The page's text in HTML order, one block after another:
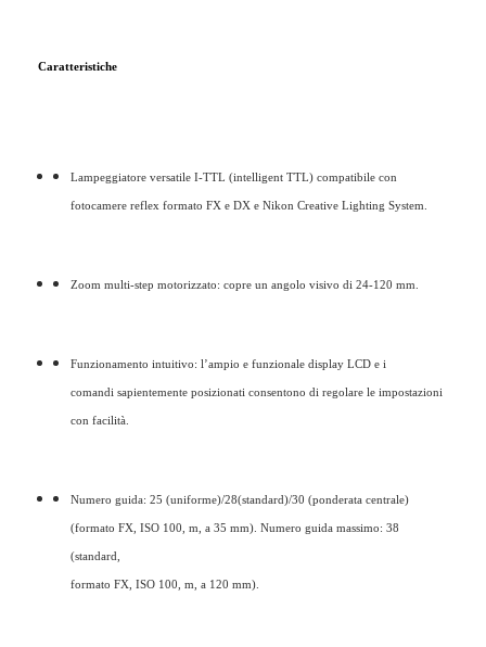
Caratteristiche
Lampeggiatore versatile I-TTL (intelligent TTL) compatibile con
fotocamere reflex formato FX e DX e Nikon Creative Lighting System.
Zoom multi-step motorizzato: copre un angolo visivo di 24-120 mm.
Funzionamento intuitivo: l’ampio e funzionale display LCD e i
comandi sapientemente posizionati consentono di regolare le impostazioni
con facilità.
Numero guida: 25 (uniforme)/28(standard)/30 (ponderata centrale)
(formato FX, ISO 100, m, a 35 mm). Numero guida massimo: 38
(standard,
formato FX, ISO 100, m, a 120 mm).